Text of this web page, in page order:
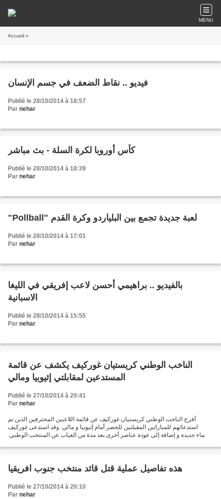
MENU
Accueil »
فيديو .. نقاط الضعف في جسم الإنسان
Publié le 28/10/2014 à 18:57
Par nehar
كأس أوروبا لكرة السلة - بث مباشر
Publié le 28/10/2014 à 18:39
Par nehar
"Pollball" لعبة جديدة تجمع بين البلياردو وكرة القدم
Publié le 28/10/2014 à 17:01
Par nehar
بالفيديو .. براهيمي أحسن لاعب إفريقي في الليغا
الاسبانية
Publié le 28/10/2014 à 15:55
Par nehar
الناخب الوطني كريستيان غوركيف يكشف عن قائمة
المستدعين لمقابلتي إثيوبيا ومالي
Publié le 27/10/2014 à 20:41
Par nehar
أفرج الناخب الوطني كريستيان غوركيف عن قائمة اللاعبين المحترفين الذين تم
استدعائهم للمباراتين المقبلتين للخضر أمام إثيوبيا و مالي. وقد استدعى غوركيف
أسماء جديدة و إضافة إلى عودة عناصر أخرى بعد مدة من الغياب عن المنتخب الوطني.
هذه تفاصيل عملية قتل قائد منتخب جنوب افريقيا
Publié le 27/10/2014 à 20:10
Par nehar